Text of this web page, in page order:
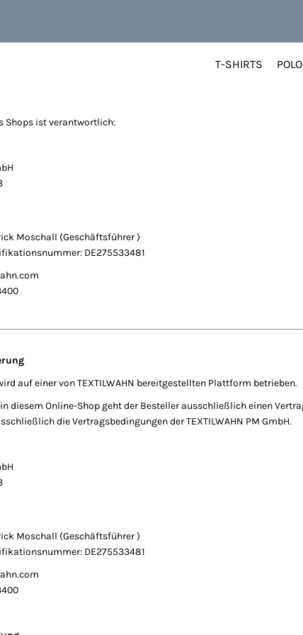
T-SHIRTS
Shops ist verantwortlich:
Moschall (Geschäftsführer )
DE275533481
auf einer von TEXTILWAHN bereitgestellten Plattform betrieben.
diesem Online-Shop geht der Besteller ausschließlich einen
die Vertragsbedingungen der TEXTILWAHN PM GmbH.
Moschall (Geschäftsführer )
DE275533481